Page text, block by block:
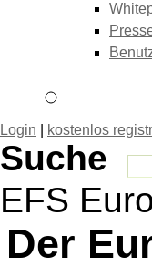
Login kostenlos
Suche
EFS
Der